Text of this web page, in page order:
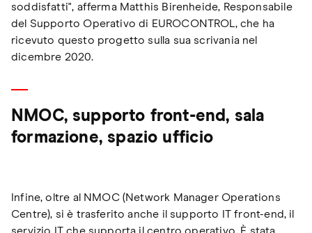
soddisfatti", afferma Matthis Birenheide, Responsabile
del Supporto Operativo di EUROCONTROL, che ha
ricevuto questo progetto sulla sua scrivania nel
dicembre 2020.
NMOC, supporto front-end, sala
formazione, spazio ufficio
Infine, oltre al NMOC (Network Manager Operations
Centre), si è trasferito anche il supporto IT front-end, il
servizio IT che supporta il centro operativo. È stata